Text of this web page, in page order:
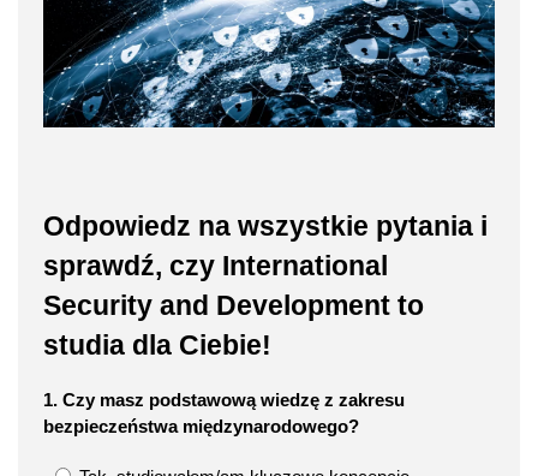
Odpowiedz na wszystkie pytania i
sprawdź, czy International
Security and Development to
studia dla Ciebie!
1. Czy masz podstawową wiedzę z zakresu
bezpieczeństwa międzynarodowego?